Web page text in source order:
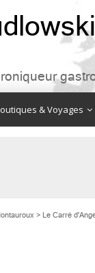
& Voyages
> Le Carré